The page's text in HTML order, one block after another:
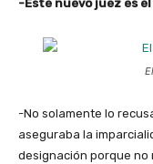
-Este nuevo juez es
-No solamente lo
aseguraba la
designación porque no